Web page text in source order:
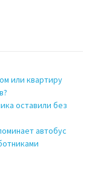
или квартиру
оставили без
автобус